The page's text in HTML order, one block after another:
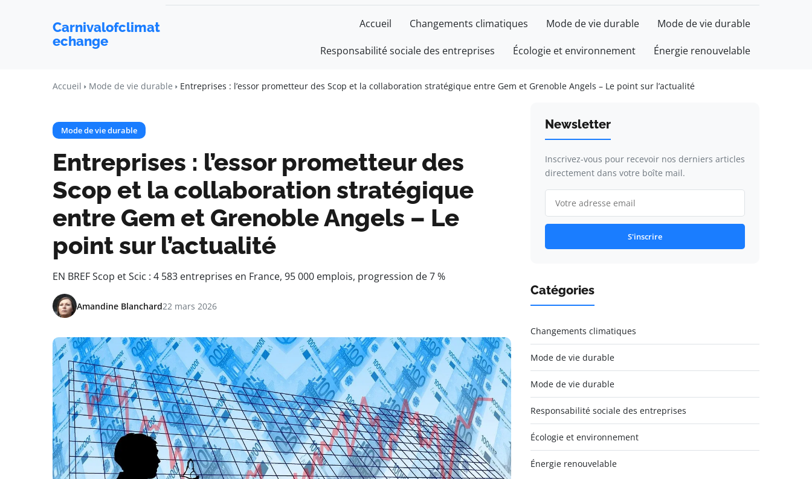
Carnivalofclimat
echange
Accueil Changements climatiques Mode de vie durable Mode de vie durable
Responsabilité sociale des entreprises Écologie et environnement Énergie renouvelable
Accueil Mode de vie durable Entreprises : l’essor prometteur des Scop et la collaboration stratégique entre Gem et Grenoble Angels – Le point sur l’actualité
Mode de vie durable
Entreprises : l’essor prometteur des
Scop et la collaboration stratégique
entre Gem et Grenoble Angels – Le
point sur l’actualité
EN BREF Scop et Scic : 4 583 entreprises en France, 95 000 emplois, progression de 7 %
Amandine Blanchard22 mars 2026
Newsletter
Inscrivez-vous pour recevoir nos derniers articles
directement dans votre boîte mail.
S'inscrire
Catégories
Changements climatiques
Mode de vie durable
Mode de vie durable
Responsabilité sociale des entreprises
Écologie et environnement
Énergie renouvelable